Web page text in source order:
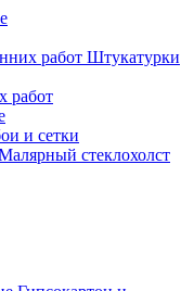
Штукатурки
работ
и сетки
стеклохолст